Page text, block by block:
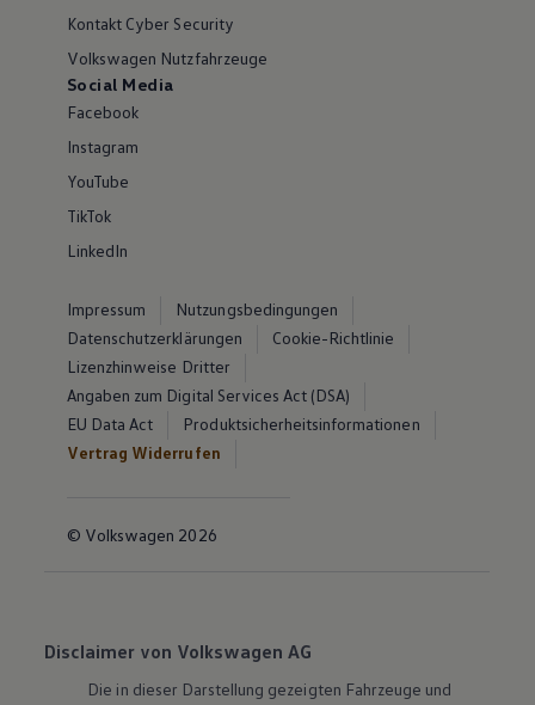
Kontakt Cyber Security
Volkswagen Nutzfahrzeuge
Social Media
Facebook
Instagram
YouTube
TikTok
LinkedIn
Impressum
Nutzungsbedingungen
Datenschutzerklärungen
Cookie-Richtlinie
Lizenzhinweise Dritter
Angaben zum Digital Services Act (DSA)
EU Data Act
Produktsicherheitsinformationen
Vertrag Widerrufen
© Volkswagen 2026
Disclaimer von Volkswagen AG
Die in dieser Darstellung gezeigten Fahrzeuge und